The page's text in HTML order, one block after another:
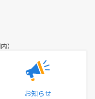
）
お知らせ